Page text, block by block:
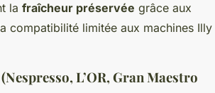
la fraîcheur préservée grâce aux
compatibilité limitée aux machines Illy
L’OR, Gran Maestro